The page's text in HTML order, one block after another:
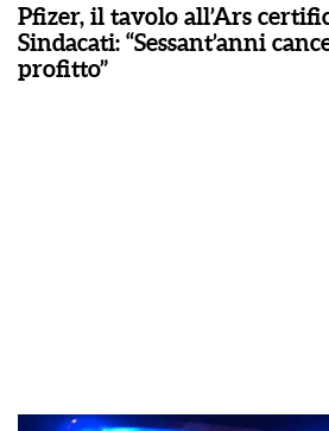
Pfizer, il tavolo all’Ars
Sindacati: “Sessant’anni
profitto”